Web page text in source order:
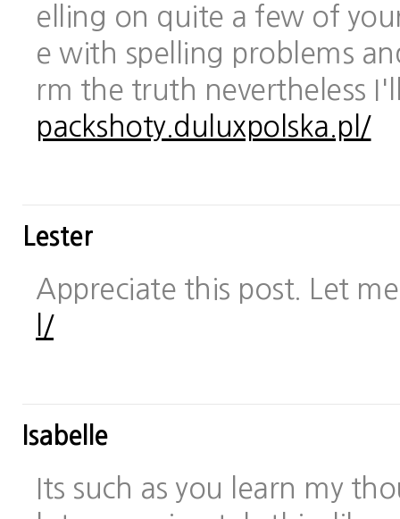
elling on quite a few of
e with spelling problems
rm the truth nevertheless
packshoty.duluxpolska.pl/
Lester
Appreciate this post. Let
l/
Isabelle
Its such as you learn my